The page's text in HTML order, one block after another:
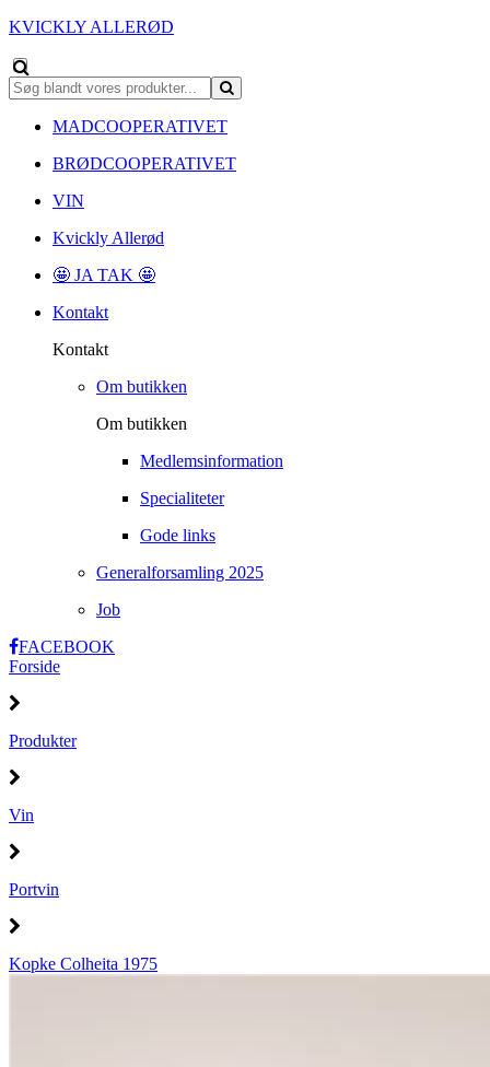
KVICKLY ALLERØD
MADCOOPERATIVET
BRØDCOOPERATIVET
VIN
Kvickly Allerød
🤩 JA TAK 🤩
Kontakt
Kontakt
Om butikken
Om butikken
Medlemsinformation
Specialiteter
Gode links
Generalforsamling 2025
Job
FACEBOOK
Forside
Produkter
Vin
Portvin
Kopke Colheita 1975